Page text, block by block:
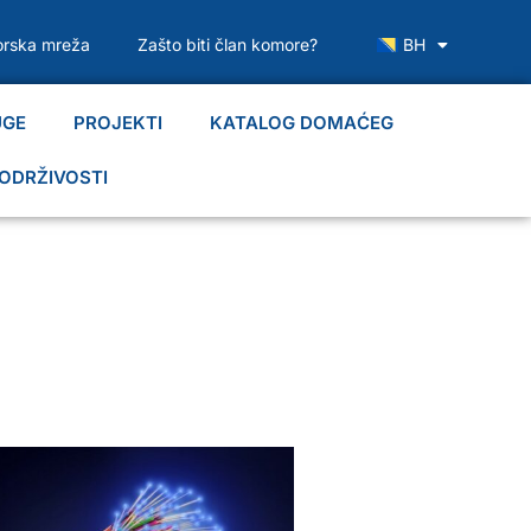
mreža Zašto biti član komore? BH
PROJEKTI KATALOG DOMAĆEG